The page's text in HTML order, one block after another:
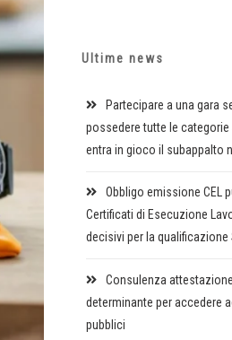
Ultime news
Partecipare a una gara
possedere tutte le categorie
entra in gioco il subappalto
Obbligo emissione CEL
Certificati di Esecuzione
decisivi per la qualificazione
Consulenza
determinante per accedere
pubblici